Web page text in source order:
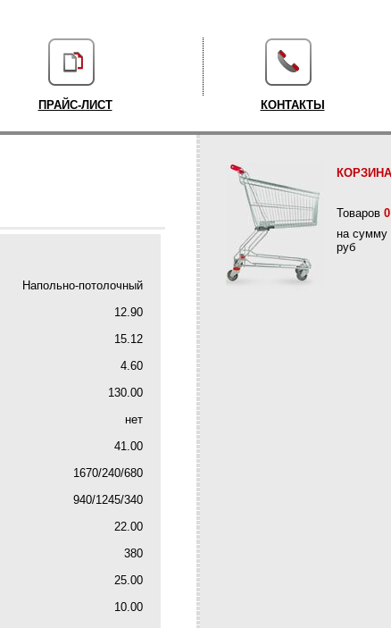
ПРАЙС-ЛИСТ КОНТАКТЫ
Напольно-потолочный
12.90
15.12
4.60
130.00
нет
41.00
1670/240/680
940/1245/340
22.00
380
25.00
10.00
КОРЗИНА
Товаров 0
на сумму
руб